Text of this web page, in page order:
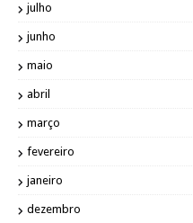
julho
junho
maio
abril
março
fevereiro
janeiro
dezembro